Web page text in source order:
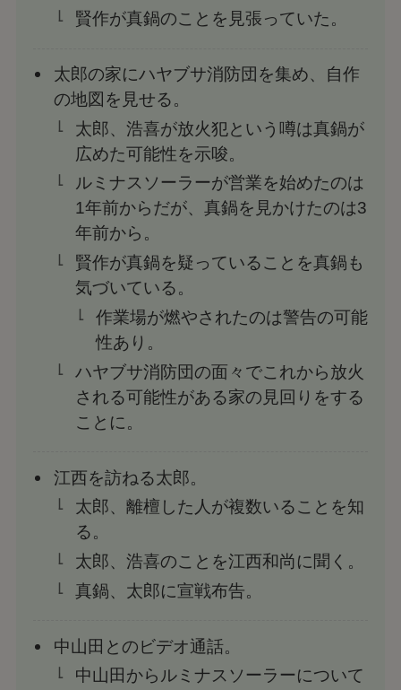
賢作が真鍋のことを見張っていた。
太郎の家にハヤブサ消防団を集め、自作
の地図を見せる。
太郎、浩喜が放火犯という噂は真鍋が
広めた可能性を示唆。
ルミナスソーラーが営業を始めたのは
1年前からだが、真鍋を見かけたのは3
年前から。
賢作が真鍋を疑っていることを真鍋も
気づいている。
作業場が燃やされたのは警告の可能
性あり。
ハヤブサ消防団の面々でこれから放火
される可能性がある家の見回りをする
ことに。
江西を訪ねる太郎。
太郎、離檀した人が複数いることを知
る。
太郎、浩喜のことを江西和尚に聞く。
真鍋、太郎に宣戦布告。
中山田とのビデオ通話。
中山田からルミナスソーラーについて